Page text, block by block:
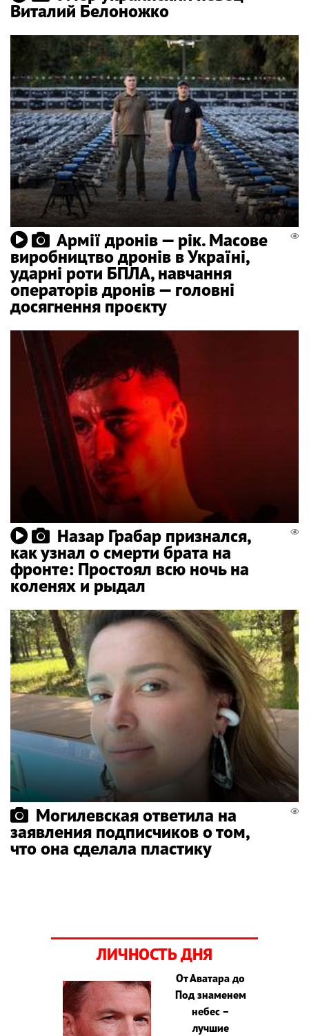
Виталий Белоножко
Армії дронів — рік. Масове
виробництво дронів в Україні,
ударні роти БПЛА, навчання
операторів дронів — головні
досягнення проєкту
Назар Грабар признался,
как узнал о смерти брата на
фронте: Простоял всю ночь на
коленях и рыдал
Могилевская ответила на
заявления подписчиков о том,
что она сделала пластику
ЛИЧНОСТЬ ДНЯ
От Аватара до
Под знаменем
небес –
лучшие